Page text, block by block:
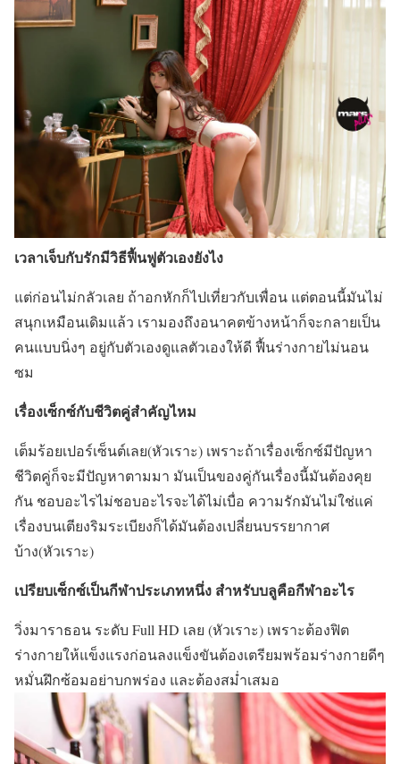
เวลาเจ็บกับรักมีวิธีฟื้นฟูตัวเองยังไง
แต่ก่อนไม่กลัวเลย ถ้าอกหักก็ไปเที่ยวกับเพื่อน แต่ตอนนี้มันไม่
สนุกเหมือนเดิมแล้ว เรามองถึงอนาคตข้างหน้าก็จะกลายเป็น
คนแบบนิ่งๆ อยู่กับตัวเองดูแลตัวเองให้ดี ฟื้นร่างกายไม่นอน
ซม
เรื่องเซ็กซ์กับชีวิตคู่สำคัญไหม
เต็มร้อยเปอร์เซ็นต์เลย(หัวเราะ) เพราะถ้าเรื่องเซ็กซ์มีปัญหา
ชีวิตคู่ก็จะมีปัญหาตามมา มันเป็นของคู่กันเรื่องนี้มันต้องคุย
กัน ชอบอะไรไม่ชอบอะไรจะได้ไม่เบื่อ ความรักมันไม่ใช่แค่
เรื่องบนเตียงริมระเบียงก็ได้มันต้องเปลี่ยนบรรยากาศ
บ้าง(หัวเราะ)
เปรียบเซ็กซ์เป็นกีฬาประเภทหนึ่ง สำหรับบลูคือกีฬาอะไร
วิ่งมาราธอน ระดับ Full HD เลย (หัวเราะ) เพราะต้องฟิต
ร่างกายให้แข็งแรงก่อนลงแข็งขันต้องเตรียมพร้อมร่างกายดีๆ
หมั่นฝึกซ้อมอย่าบกพร่อง และต้องสม่ำเสมอ